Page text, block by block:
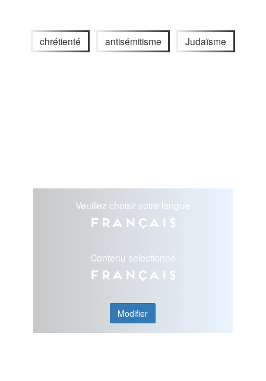
chrétienté antisémitisme Judaïsme
Veuillez choisir votre langue
Français
Contenu selectionné
Français
Modifier